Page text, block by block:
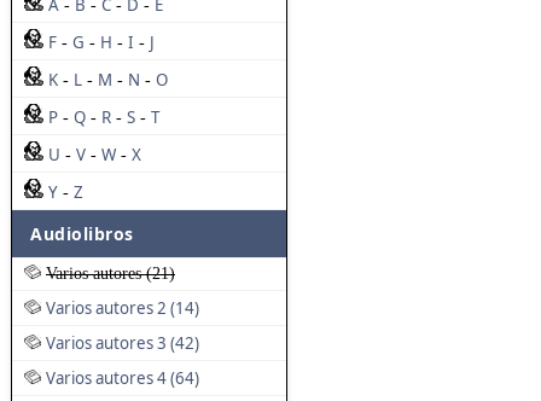
A - B - C - D - E
F - G - H - I - J
K - L - M - N - O
P - Q - R - S - T
U - V - W - X
Y - Z
Audiolibros
Varios autores (21)
Varios autores 2 (14)
Varios autores 3 (42)
Varios autores 4 (64)